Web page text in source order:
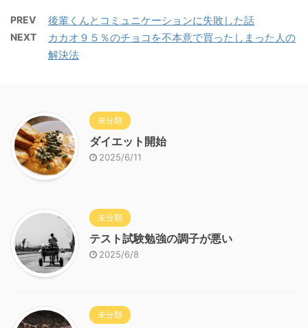
PREV 後輩くんとコミュニケーションに失敗した話
NEXT
カカオ９５％のチョコを不本意で買ったしまった人の
解決法
未分類
ダイエット開始
2025/6/11
未分類
テスト試験勉強の調子が悪い
2025/6/8
未分類